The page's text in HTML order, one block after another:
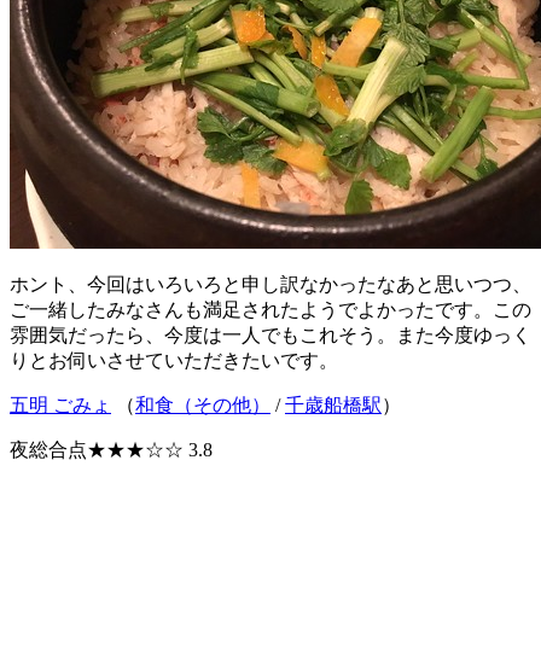
ホント、今回はいろいろと申し訳なかったなあと思いつつ、
ご一緒したみなさんも満足されたようでよかったです。この
雰囲気だったら、今度は一人でもこれそう。また今度ゆっく
りとお伺いさせていただきたいです。
五明 ごみょ （和食（その他） /千歳船橋駅）
夜総合点★★★☆☆ 3.8